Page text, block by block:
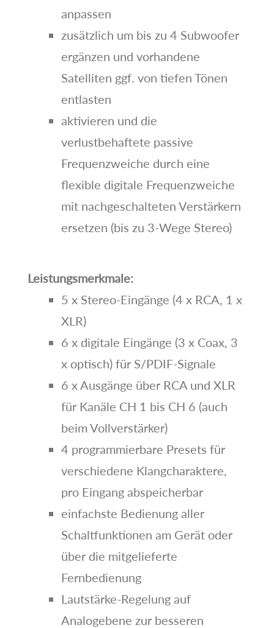
anpassen
zusätzlich um bis zu 4 Subwoofer
ergänzen und vorhandene
Satelliten ggf. von tiefen Tönen
entlasten
aktivieren und die
verlustbehaftete passive
Frequenzweiche durch eine
flexible digitale Frequenzweiche
mit nachgeschalteten Verstärkern
ersetzen (bis zu 3-Wege Stereo)
Leistungsmerkmale:
5 x Stereo-Eingänge (4 x RCA, 1 x
XLR)
6 x digitale Eingänge (3 x Coax, 3
x optisch) für S/PDIF-Signale
6 x Ausgänge über RCA und XLR
für Kanäle CH 1 bis CH 6 (auch
beim Vollverstärker)
4 programmierbare Presets für
verschiedene Klangcharaktere,
pro Eingang abspeicherbar
einfachste Bedienung aller
Schaltfunktionen am Gerät oder
über die mitgelieferte
Fernbedienung
Lautstärke-Regelung auf
Analogebene zur besseren